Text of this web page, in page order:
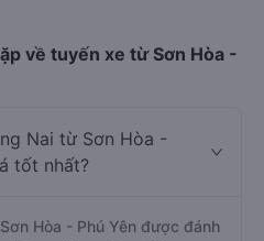
về tuyến xe từ Sơn Hòa -
Nai từ Sơn Hòa -
tốt nhất?
Hòa - Phú Yên được đánh